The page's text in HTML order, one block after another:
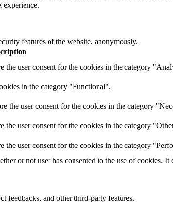
experience.
features of the website, anonymously.
the user consent for the cookies in the category
in the category "Functional".
the user consent for the cookies in the category
user consent for the cookies in the category
user consent for the cookies in the category
or not user has consented to the use of cookies. It
feedbacks, and other third-party features.